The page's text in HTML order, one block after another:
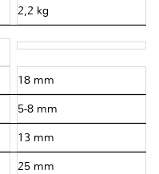
2,2 kg
18 mm
5-8 mm
13 mm
25 mm